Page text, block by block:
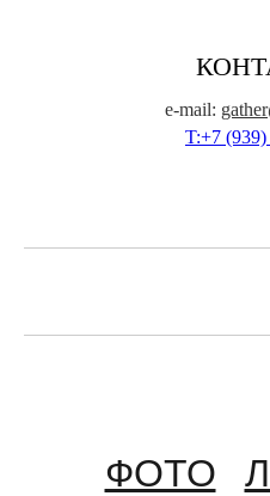
e-mail:
T:+7
ФОТО